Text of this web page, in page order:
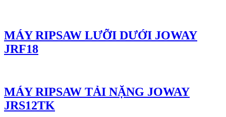
MÁY RIPSAW LƯỠI DƯỚI JOWAY
JRF18
MÁY RIPSAW TẢI NẶNG JOWAY
JRS12TK